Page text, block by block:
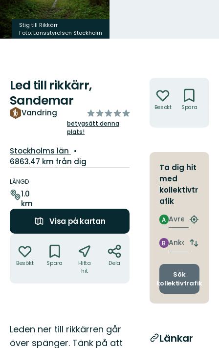
Stig till Rikkärr
Foto: Länsstyrelsen Stockholm
Led till rikkärr,
Sandemar
Vandring
av
5
betygsätt denna
plats!
Län:
Stockholms län
6863.47 km från dig
om
leden
LÄNGD
1.0
km
Visa på kartan
Besökt Spara
Hitta
hit
Dela
Beskrivning
Leden ner till rikkärren går
över spänger. Tänk på att
Besökt Spara
Ta dig hit
med
kollektivtr
afik
Avresa
A
Hitta
Ankomst
B
Byt
och
Sök
kollektivtrafik
Länkar